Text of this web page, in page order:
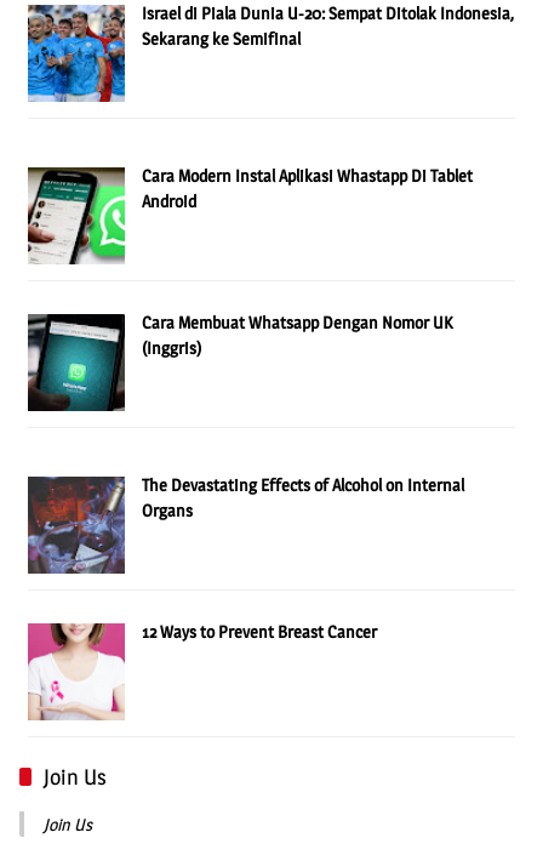
Israel di Piala Dunia U-20: Sempat Ditolak Indonesia,
Sekarang ke Semifinal
Cara Modern Instal Aplikasi Whastapp Di Tablet
Android
Cara Membuat Whatsapp Dengan Nomor UK
(Inggris)
The Devastating Effects of Alcohol on Internal
Organs
12 Ways to Prevent Breast Cancer
Join Us
Join Us